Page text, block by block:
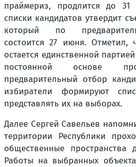
праймериз, продлится до 31
списки кандидатов утвердит
который по
состоится 27 июня. Отметил,
остается единственной
постоянной основе
предварительный отбор
избиратели формируют
представлять их на выборах.
Далее Сергей Савельев
территории Республики
общественные пространства
Работы на выбранных